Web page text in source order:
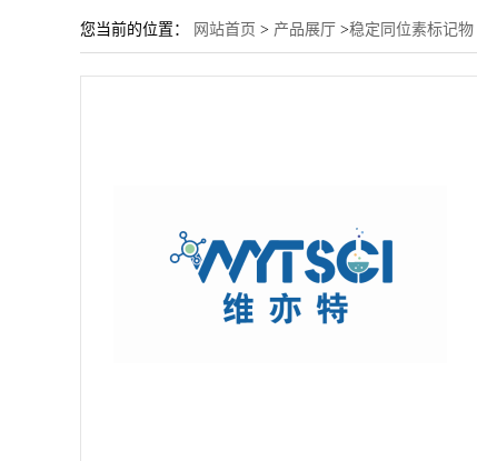
您当前的位置： 网站首页 > 产品展厅 >稳定同位素标记物